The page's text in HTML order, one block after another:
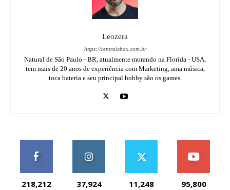
Leozera
https://centralxbox.com.br
Natural de São Paulo - BR, atualmente morando na Florida - USA,
tem mais de 20 anos de experiência com Marketing, ama música,
toca bateria e seu principal hobby são os games.
218,212 37,924 11,248 95,800